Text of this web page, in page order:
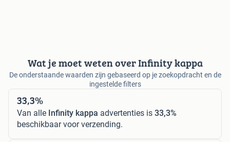
Wat je moet weten over Infinity kappa
De onderstaande waarden zijn gebaseerd op je zoekopdracht en de
ingestelde filters
33,3%
Van alle Infinity kappa advertenties is 33,3%
beschikbaar voor verzending.